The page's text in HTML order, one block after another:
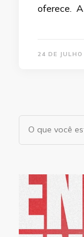
oferece.
24 DE
Procurando
algo?